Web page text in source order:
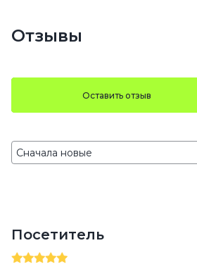
Отзывы
Оставить отзыв
Посетитель